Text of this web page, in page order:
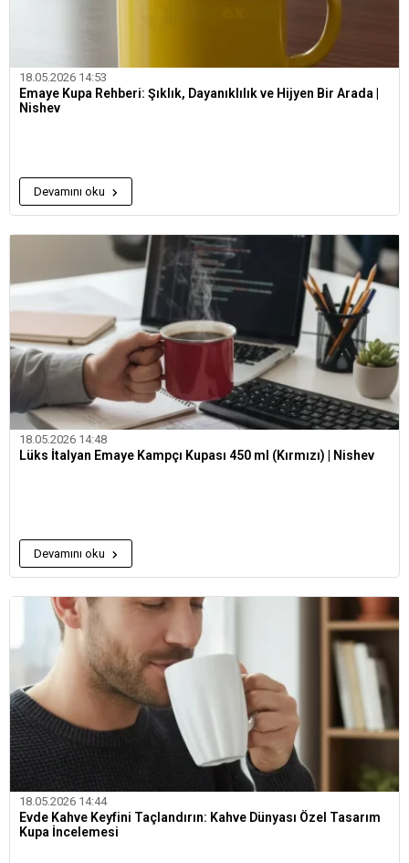
18.05.2026 14:53
Emaye Kupa Rehberi: Şıklık, Dayanıklılık ve Hijyen Bir Arada |
Nishev
Devamını oku
18.05.2026 14:48
Lüks İtalyan Emaye Kampçı Kupası 450 ml (Kırmızı) | Nishev
Devamını oku
18.05.2026 14:44
Evde Kahve Keyfini Taçlandırın: Kahve Dünyası Özel Tasarım
Kupa İncelemesi